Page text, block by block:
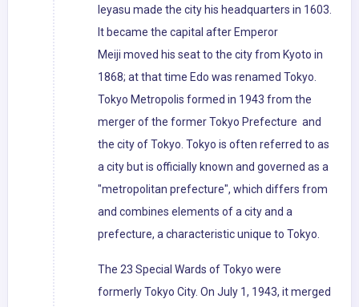
Ieyasu made the city his headquarters in 1603.
It became the capital after Emperor
Meiji moved his seat to the city from Kyoto in
1868; at that time Edo was renamed Tokyo.
Tokyo Metropolis formed in 1943 from the
merger of the former Tokyo Prefecture and
the city of Tokyo. Tokyo is often referred to as
a city but is officially known and governed as a
"metropolitan prefecture", which differs from
and combines elements of a city and a
prefecture, a characteristic unique to Tokyo.
The 23 Special Wards of Tokyo were
formerly Tokyo City. On July 1, 1943, it merged